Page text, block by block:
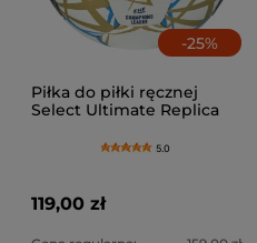
-25%
Piłka do piłki ręcznej
Select Ultimate Replica
5.0
119,00 zł